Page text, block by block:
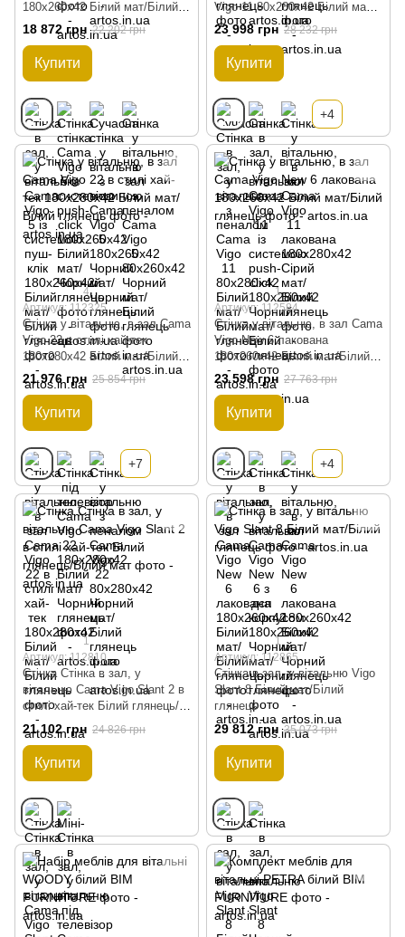
180x260x42 Білий мат/Білий
глянець
18 872 грн 22 202 грн
Купити
Vigo 11 80x280x42 Білий мат/
Білий глянець
23 998 грн 28 232 грн
Купити
+4
4
Артикул: 112325
Стінка у вітальню, в зал Cama
Vigo 22 в стилі хай-тек
180x280x42 Білий мат/Білий
глянець
21 976 грн 25 854 грн
Купити
+7
1
Артикул: 112584
Стінка у вітальню, в зал Cama
Vigo New 6 лакована
180x260x42 Білий мат/Білий
глянець
23 598 грн 27 763 грн
Купити
+4
1
Артикул: 112810
Стінка Стінка в зал, у
вітальню Cama Vigo Slant 2 в
стилі хай-тек Білий глянець/
Білий мат
21 102 грн 24 826 грн
Купити
1
Артикул: 112865
Стінка в зал, у вітальню Vigo
Slant 8 Білий мат/Білий
глянець
29 812 грн 35 073 грн
Купити